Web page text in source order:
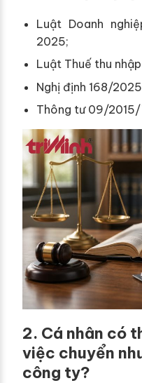
Luật Doanh
2025;
Luật Thuế thu
Nghị định 168/
Thông tư 09/
2. Cá nhân có
việc chuyển
công ty?